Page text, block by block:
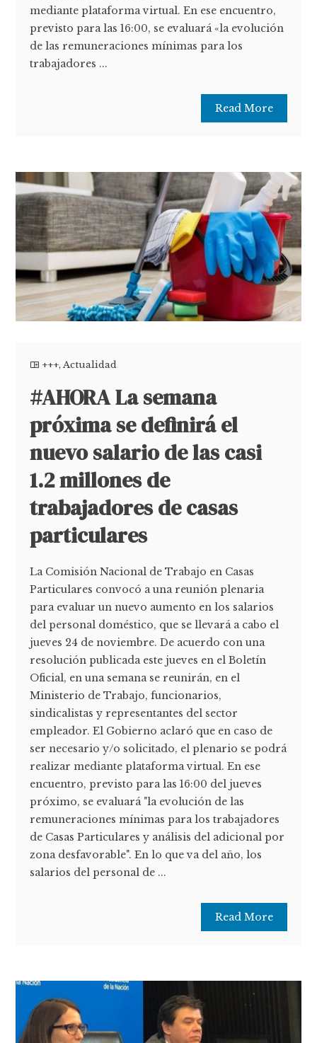
mediante plataforma virtual. En ese encuentro,
previsto para las 16:00, se evaluará «la evolución
de las remuneraciones mínimas para los
trabajadores ...
Read More
+++,Actualidad
#AHORA La semana
próxima se definirá el
nuevo salario de las casi
1.2 millones de
trabajadores de casas
particulares
La Comisión Nacional de Trabajo en Casas
Particulares convocó a una reunión plenaria
para evaluar un nuevo aumento en los salarios
del personal doméstico, que se llevará a cabo el
jueves 24 de noviembre. De acuerdo con una
resolución publicada este jueves en el Boletín
Oficial, en una semana se reunirán, en el
Ministerio de Trabajo, funcionarios,
sindicalistas y representantes del sector
empleador. El Gobierno aclaró que en caso de
ser necesario y/o solicitado, el plenario se podrá
realizar mediante plataforma virtual. En ese
encuentro, previsto para las 16:00 del jueves
próximo, se evaluará "la evolución de las
remuneraciones mínimas para los trabajadores
de Casas Particulares y análisis del adicional por
zona desfavorable". En lo que va del año, los
salarios del personal de ...
Read More